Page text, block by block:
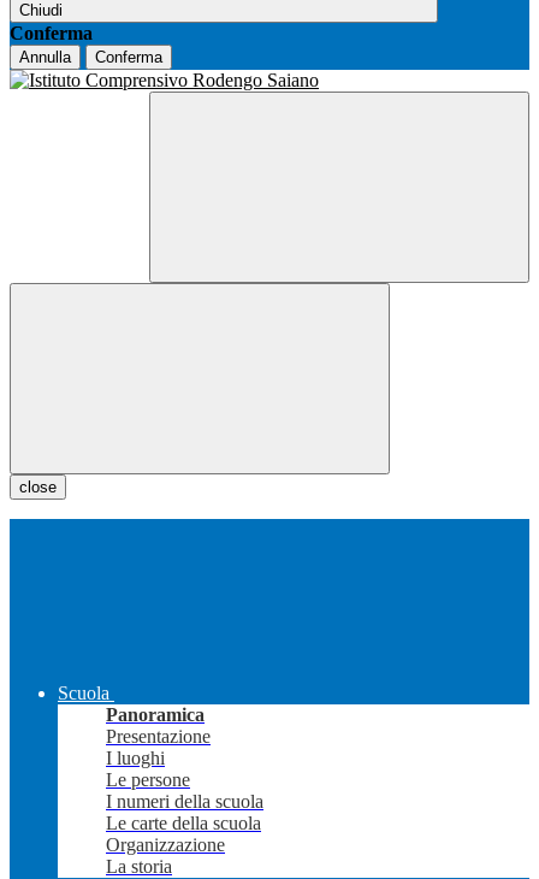
Chiudi
Conferma
Annulla Conferma
close
Scuola
Panoramica
Presentazione
I luoghi
Le persone
I numeri della scuola
Le carte della scuola
Organizzazione
La storia